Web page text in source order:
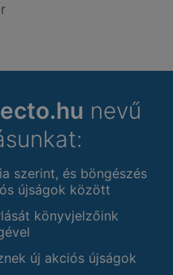
nevű
szerint, és böngészés
újságok között
könyvjelzőink
új akciós újságok